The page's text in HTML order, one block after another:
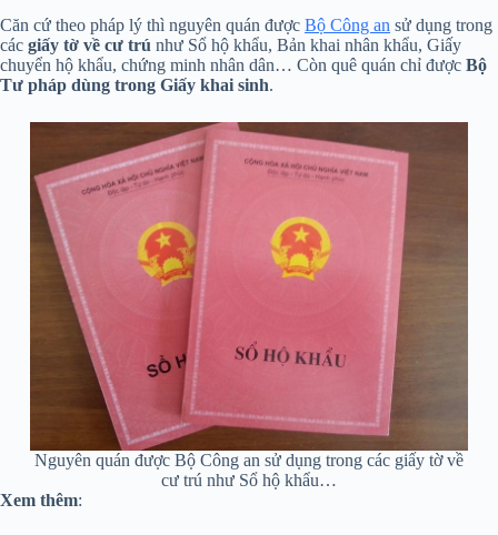
Căn cứ theo pháp lý thì nguyên quán được Bộ Công an sử dụng trong
các giấy tờ về cư trú như Sổ hộ khẩu, Bản khai nhân khẩu, Giấy
chuyển hộ khẩu, chứng minh nhân dân… Còn quê quán chỉ được Bộ
Tư pháp dùng trong Giấy khai sinh.
Nguyên quán được Bộ Công an sử dụng trong các giấy tờ về
cư trú như Sổ hộ khẩu…
Xem thêm: